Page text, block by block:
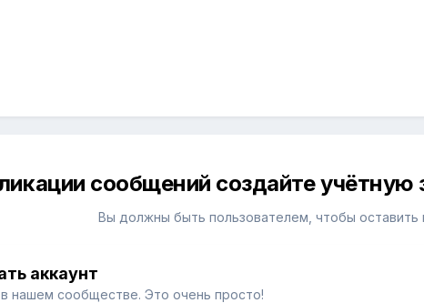
сообщений создайте учётную
Вы должны быть пользователем, чтобы оставить
аккаунт
нашем сообществе. Это очень просто!